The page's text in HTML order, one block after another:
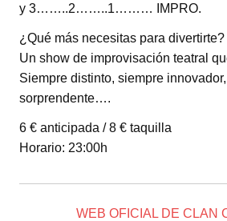
y 3……..2……..1……… IMPRO.
¿Qué más necesitas para divertirte?
Un show de improvisación teatral
Siempre distinto, siempre
sorprendente….
6 € anticipada / 8 € taquilla
Horario: 23:00h
WEB OFICIAL DE CLAN